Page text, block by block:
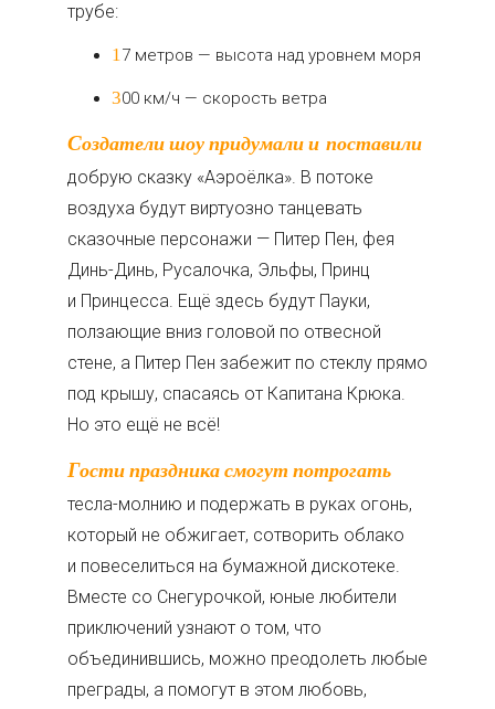
трубе:
17 метров — высота над уровнем моря
300 км/ч — скорость ветра
Создатели шоу придумали и поставили
добрую сказку «Аэроёлка». В потоке
воздуха будут виртуозно танцевать
сказочные персонажи — Питер Пен, фея
Динь-Динь, Русалочка, Эльфы, Принц
и Принцесса. Ещё здесь будут Пауки,
ползающие вниз головой по отвесной
стене, а Питер Пен забежит по стеклу прямо
под крышу, спасаясь от Капитана Крюка.
Но это ещё не всё!
Гости праздника смогут потрогать
тесла-молнию и подержать в руках огонь,
который не обжигает, сотворить облако
и повеселиться на бумажной дискотеке.
Вместе со Снегурочкой, юные любители
приключений узнают о том, что
объединившись, можно преодолеть любые
преграды, а помогут в этом любовь,